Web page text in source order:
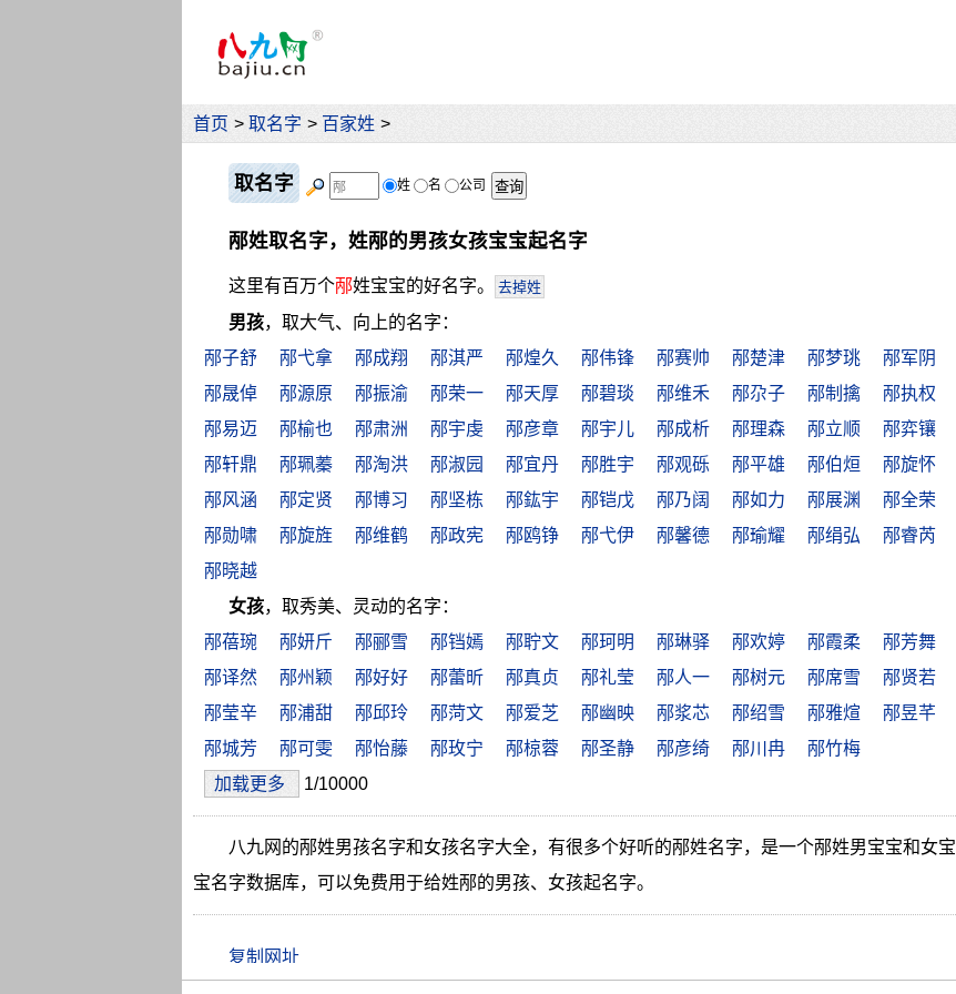
首页 > 取名字 > 百家姓 >
取名字 姓 名 公司
邴姓取名字，姓邴的男孩女孩宝宝起名字
这里有百万个邴姓宝宝的好名字。 去掉姓
男孩，取大气、向上的名字：
邴子舒
邴弋拿 邴成翔 邴淇严 邴煌久 邴伟锋 邴赛帅 邴楚津 邴梦珧
邴军阴
邴晟倬
邴源原 邴振渝 邴荣一 邴天厚 邴碧琰 邴维禾 邴尕子 邴制擒
邴执权
邴易迈
邴榆也 邴肃洲 邴宇虔 邴彦章 邴宇儿 邴成析 邴理森 邴立顺
邴弈镶
邴轩鼎
邴珮蓁 邴淘洪 邴淑园 邴宜丹 邴胜宇 邴观砾 邴平雄 邴伯烜
邴旋怀
邴风涵
邴定贤 邴博习 邴坚栋 邴鈜宇 邴铠戊 邴乃阔 邴如力 邴展渊
邴全荣
邴勋啸
邴旋旌 邴维鹤 邴政宪 邴鸥铮 邴弋伊 邴馨德 邴瑜耀 邴绢弘
邴睿芮
邴晓越
女孩，取秀美、灵动的名字：
邴蓓琬
邴妍斤 邴郦雪 邴铛嫣 邴聍文 邴珂明 邴琳驿 邴欢婷 邴霞柔
邴芳舞
邴译然
邴州颖 邴好好 邴蕾昕 邴真贞 邴礼莹 邴人一 邴树元 邴席雪
邴贤若
邴莹辛
邴浦甜 邴邱玲 邴菏文 邴爱芝 邴幽映 邴浆芯 邴绍雪 邴雅煊
邴昱芊
邴城芳
邴可雯 邴怡藤 邴玫宁 邴椋蓉 邴圣静 邴彦绮 邴川冉
邴竹梅
加载更多
1/10000
八九网的邴姓男孩名字和女孩名字大全，有很多个好听的邴姓名字，是一个邴姓男宝宝和女宝
宝名字数据库，可以免费用于给姓邴的男孩、女孩起名字。